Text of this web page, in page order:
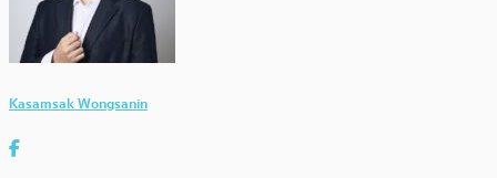
Kasamsak Wongsanin